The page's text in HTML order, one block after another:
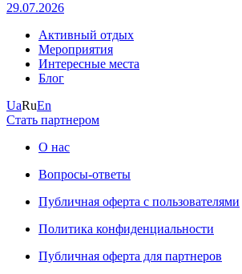
29.07.2026
Активный отдых
Мероприятия
Интересные места
Блог
UaRuEn
Стать партнером
О нас
Вопросы-ответы
Публичная оферта с пользователями
Политика конфиденциальности
Публичная оферта для партнеров